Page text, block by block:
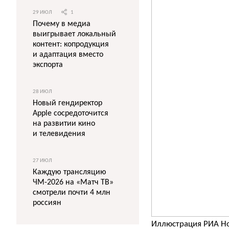
Иллюстрация РИА
29 ИЮЛ 1
Почему в медиа
выигрывает локальный
контент: копродукция
и адаптация вместо
экспорта
28 ИЮЛ
Новый гендиректор
Apple сосредоточится
на развитии кино
и телевидения
27 ИЮЛ
Каждую трансляцию
ЧМ-2026 на «Матч ТВ»
смотрели почти 4 млн
россиян